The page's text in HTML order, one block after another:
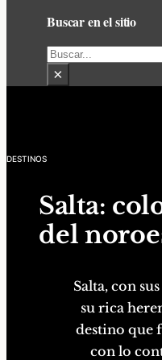
Buscar en el sitio
Buscar
×
DESTINOS
Salta:
del
Salta, con
su rica
destino que
con lo